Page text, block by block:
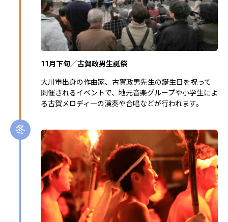
11月下旬／古賀政男生誕祭
大川市出身の作曲家、古賀政男先生の誕生日を祝って
開催されるイベントで、地元音楽グループや小学生によ
る古賀メロディ―の演奏や合唱などが行われます。
冬